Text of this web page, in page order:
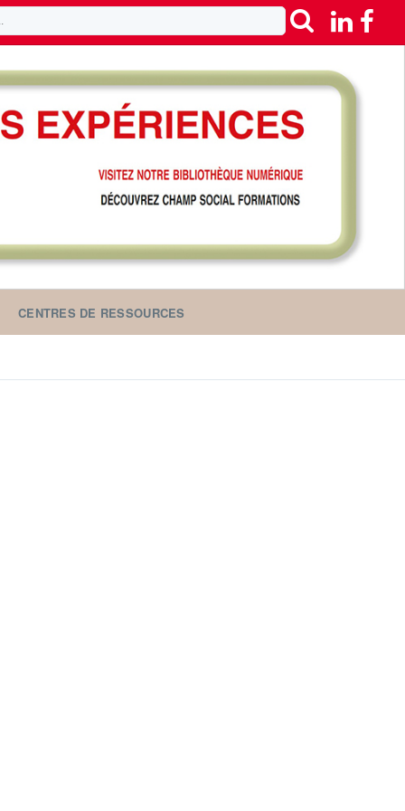
CENTRES DE RESSOURCES